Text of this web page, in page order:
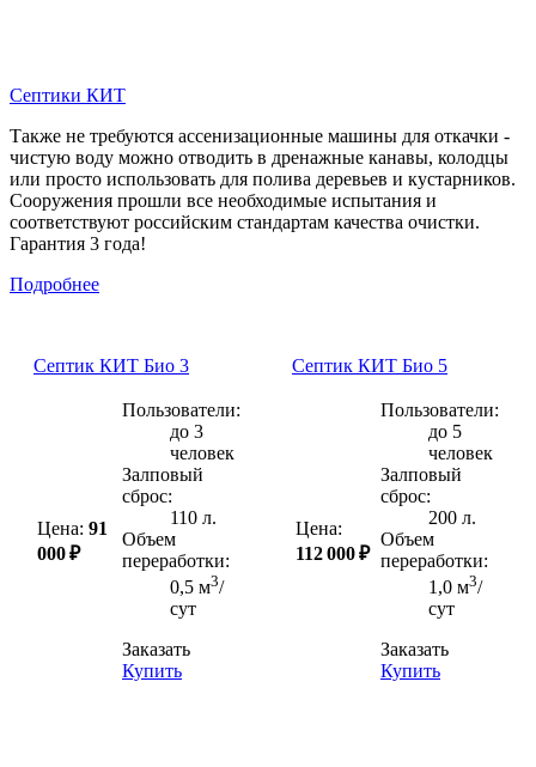
Септики КИТ
Также не требуются ассенизационные машины для откачки -
чистую воду можно отводить в дренажные канавы, колодцы
или просто использовать для полива деревьев и кустарников.
Сооружения прошли все необходимые испытания и
соответствуют российским стандартам качества очистки.
Гарантия 3 года!
Подробнее
Септик КИТ Био 3
Цена: 91
000 ₽
Пользователи:
до 3
человек
Залповый
сброс:
110 л.
Объем
переработки:
0,5 м3/
сут
Заказать
Купить
Септик КИТ Био 5
Цена:
112 000 ₽
Пользователи:
до 5
человек
Залповый
сброс:
200 л.
Объем
переработки:
1,0 м3/
сут
Заказать
Купить